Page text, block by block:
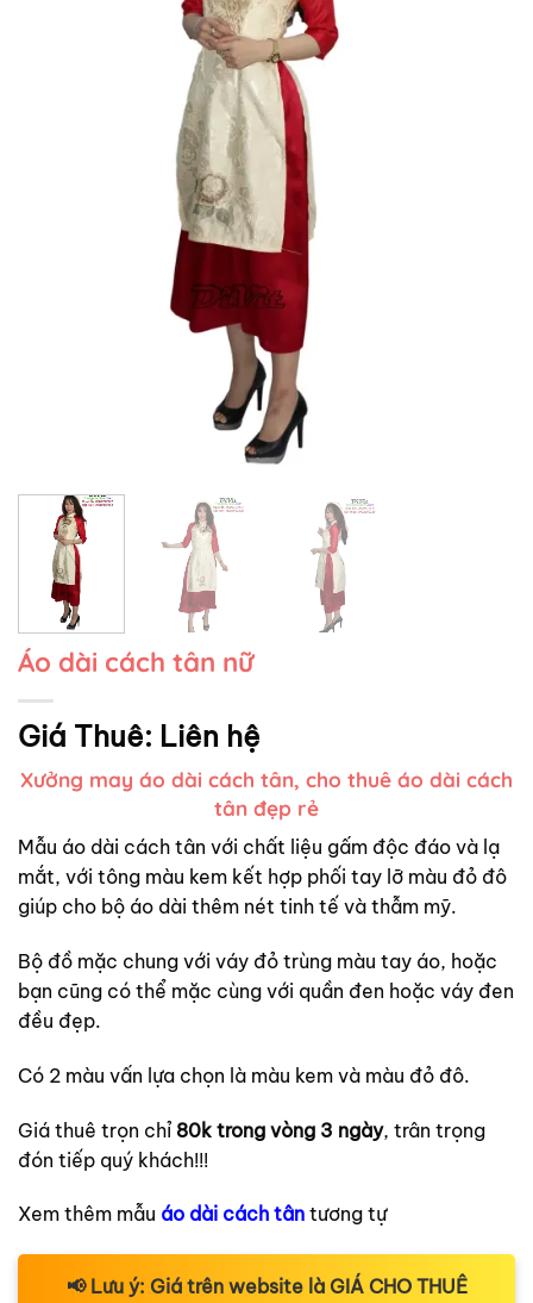
Áo dài cách tân nữ
Giá Thuê: Liên hệ
Xưởng may áo dài cách tân, cho thuê áo dài cách
tân đẹp rẻ
Mẫu áo dài cách tân với chất liệu gấm độc đáo và lạ
mắt, với tông màu kem kết hợp phối tay lỡ màu đỏ đô
giúp cho bộ áo dài thêm nét tinh tế và thẫm mỹ.
Bộ đồ mặc chung với váy đỏ trùng màu tay áo, hoặc
bạn cũng có thể mặc cùng với quần đen hoặc váy đen
đều đẹp.
Có 2 màu vấn lựa chọn là màu kem và màu đỏ đô.
Giá thuê trọn chỉ 80k trong vòng 3 ngày, trân trọng
đón tiếp quý khách!!!
Xem thêm mẫu áo dài cách tân tương tự
📢 Lưu ý: Giá trên website là GIÁ CHO THUÊ